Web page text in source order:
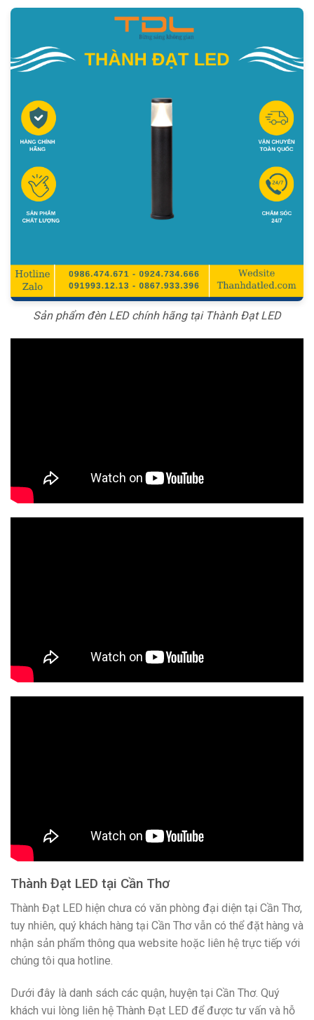
Sản phẩm đèn LED chính hãng tại Thành Đạt LED
Thành Đạt LED tại Cần Thơ
Thành Đạt LED hiện chưa có văn phòng đại diện tại Cần Thơ,
tuy nhiên, quý khách hàng tại Cần Thơ vẫn có thể đặt hàng và
nhận sản phẩm thông qua website hoặc liên hệ trực tiếp với
chúng tôi qua hotline.
Dưới đây là danh sách các quận, huyện tại Cần Thơ. Quý
khách vui lòng liên hệ Thành Đạt LED để được tư vấn và hỗ